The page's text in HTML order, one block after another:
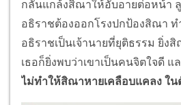
กลั่นแกล้งสิณาให้อับอายต่อหน้า
อธิราชต้องออกโรงปกป้องสิณา
อธิราชเป็นเจ้านายที่ยุติธรรม ยิ่ง
เธอก็ยิ่งพบว่าเขาเป็นคนจิตใจดี แ
ไม่ทำให้สิณาหายเคลือบแคลง ใน